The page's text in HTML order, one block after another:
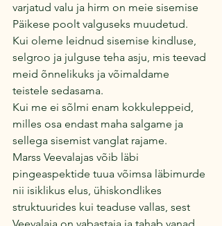
varjatud valu ja hirm on meie sisemise
Päikese poolt valguseks muudetud.
Kui oleme leidnud sisemise kindluse,
selgroo ja julguse teha asju, mis teevad
meid õnnelikuks ja võimaldame
teistele sedasama.
Kui me ei sõlmi enam kokkuleppeid,
milles osa endast maha salgame ja
sellega sisemist vanglat rajame.
Marss Veevalajas võib läbi
pingeaspektide tuua võimsa läbimurde
nii isiklikus elus, ühiskondlikes
struktuurides kui teaduse vallas, sest